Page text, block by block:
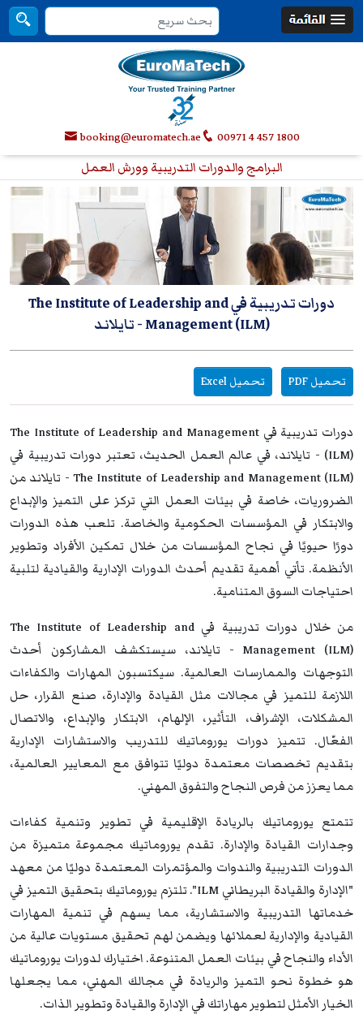
00971 4 457 1800
booking@euromatech.ae
البرامج والدورات التدريبية وورش العمل
دورات تدريبية في The Institute of Leadership and
Management (ILM)- تايلاند
تحميل PDF تحميل Excel
دورات تدريبية في The Institute of Leadership and Management
(ILM) - تايلاند، في عالم العمل الحديث، تعتبر دورات تدريبية في
The Institute of Leadership and Management (ILM) - تايلاند من
الضروريات، خاصة في بيئات العمل التي تركز على التميز والإبداع
والابتكار في المؤسسات الحكومية والخاصة. تلعب هذه الدورات
دورًا حيويًا في نجاح المؤسسات من خلال تمكين الأفراد وتطوير
الأنظمة. تأتي أهمية تقديم أحدث الدورات الإدارية والقيادية لتلبية
احتياجات السوق المتنامية.
من خلال دورات تدريبية في The Institute of Leadership and
Management (ILM) - تايلاند، سيستكشف المشاركون أحدث
التوجهات والممارسات العالمية. سيكتسبون المهارات والكفاءات
اللازمة للتميز في مجالات مثل القيادة والإدارة، صنع القرار، حل
المشكلات، الإشراف، التأثير، الإلهام، الابتكار والإبداع، والاتصال
الفعّال. تتميز دورات يوروماتيك للتدريب والاستشارات الإدارية
بتقديم تخصصات معتمدة دوليًا تتوافق مع المعايير العالمية،
مما يعزز من فرص النجاح والتفوق المهني.
تتمتع يوروماتيك بالريادة الإقليمية في تطوير وتنمية كفاءات
وجدارات القيادة والإدارة. تقدم يوروماتيك مجموعة متميزة من
الدورات التدريبية والندوات والمؤتمرات المعتمدة دوليًا من معهد
"الإدارة والقيادة البريطاني ILM". تلتزم يوروماتيك بتحقيق التميز في
خدماتها التدريبية والاستشارية، مما يسهم في تنمية المهارات
القيادية والإدارية لعملائها ويضمن لهم تحقيق مستويات عالية من
الأداء والنجاح في بيئات العمل المتنوعة. اختيارك لدورات يوروماتيك
هو خطوة نحو التميز والريادة في مجالك المهني، مما يجعلها
الخيار الأمثل لتطوير مهاراتك في الإدارة والقيادة وتطوير الذات.